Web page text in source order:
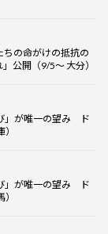
の命がけの抵抗の
公開（9/5～ 大分）
」が唯一の望み ド
」が唯一の望み ド